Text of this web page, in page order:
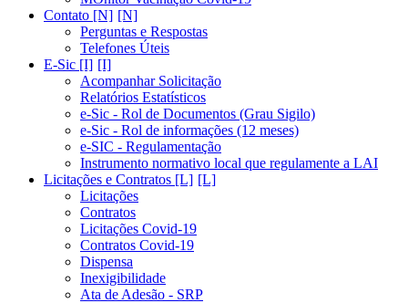
Contato [N]
Perguntas e Respostas
Telefones Úteis
E-Sic [I]
Acompanhar Solicitação
Relatórios Estatísticos
e-Sic - Rol de Documentos (Grau Sigilo)
e-Sic - Rol de informações (12 meses)
e-SIC - Regulamentação
Instrumento normativo local que regulamente a LAI
Licitações e Contratos [L]
Licitações
Contratos
Licitações Covid-19
Contratos Covid-19
Dispensa
Inexigibilidade
Ata de Adesão - SRP